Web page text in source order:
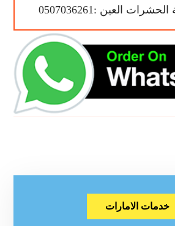
العين :0507036261
خدمات الامارات